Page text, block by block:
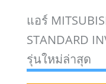
แอร์
STANDARD
รุ่นใหม่ล่าสุด